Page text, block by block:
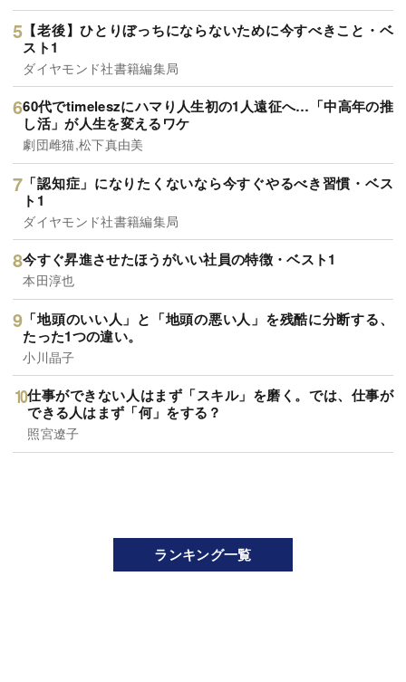
【老後】ひとりぼっちにならないために今すべきこと・ベ
スト1
ダイヤモンド社書籍編集局
60代でtimeleszにハマり人生初の1人遠征へ…「中高年の推
し活」が人生を変えるワケ
劇団雌猫,松下真由美
「認知症」になりたくないなら今すぐやるべき習慣・ベス
ト1
ダイヤモンド社書籍編集局
今すぐ昇進させたほうがいい社員の特徴・ベスト1
本田淳也
「地頭のいい人」と「地頭の悪い人」を残酷に分断する、
たった1つの違い。
小川晶子
仕事ができない人はまず「スキル」を磨く。では、仕事が
できる人はまず「何」をする？
照宮遼子
ランキング一覧